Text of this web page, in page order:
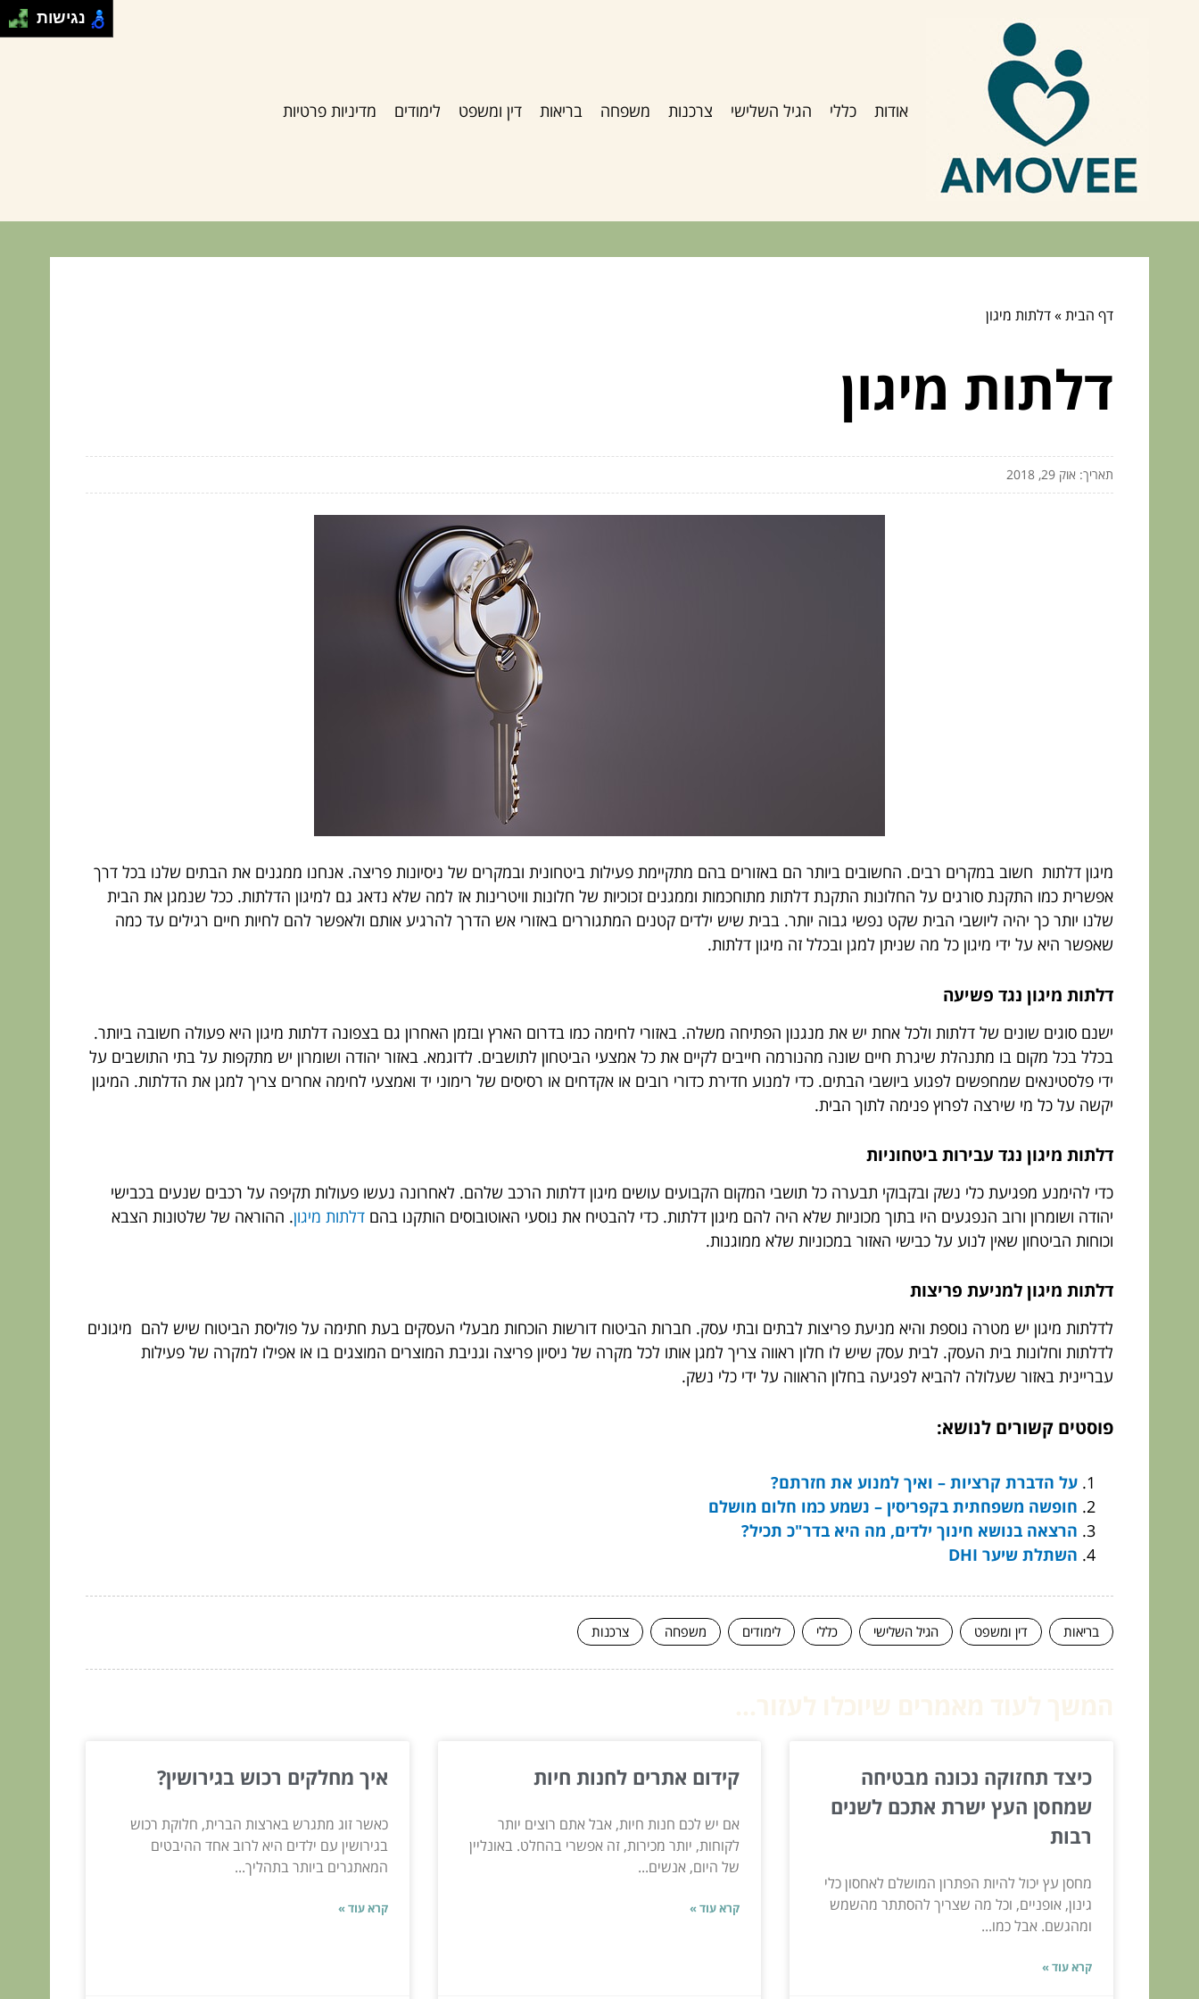
אודות כללי הגיל השלישי צרכנות משפחה בריאות דין ומשפט לימודים מדיניות פרטיות
דף הבית»דלתות מיגון
דלתות מיגון
תאריך: אוק 29, 2018
מיגון דלתות חשוב במקרים רבים. החשובים ביותר הם באזורים בהם מתקיימת פעילות ביטחונית ובמקרים של ניסיונות פריצה. אנחנו ממגנים את הבתים שלנו בכל דרך
אפשרית כמו התקנת סורגים על החלונות התקנת דלתות מתוחכמות וממגנים זכוכיות של חלונות וויטרינות אז למה שלא נדאג גם למיגון הדלתות. ככל שנמגן את הבית
שלנו יותר כך יהיה ליושבי הבית שקט נפשי גבוה יותר. בבית שיש ילדים קטנים המתגוררים באזורי אש הדרך להרגיע אותם ולאפשר להם לחיות חיים רגילים עד כמה
שאפשר היא על ידי מיגון כל מה שניתן למגן ובכלל זה מיגון דלתות.
דלתות מיגון נגד פשיעה
ישנם סוגים שונים של דלתות ולכל אחת יש את מנגנון הפתיחה משלה. באזורי לחימה כמו בדרום הארץ ובזמן האחרון גם בצפונה דלתות מיגון היא פעולה חשובה ביותר.
בכלל בכל מקום בו מתנהלת שיגרת חיים שונה מהנורמה חייבים לקיים את כל אמצעי הביטחון לתושבים. לדוגמא. באזור יהודה ושומרון יש מתקפות על בתי התושבים על
ידי פלסטינאים שמחפשים לפגוע ביושבי הבתים. כדי למנוע חדירת כדורי רובים או אקדחים או רסיסים של רימוני יד ואמצעי לחימה אחרים צריך למגן את הדלתות. המיגון
יקשה על כל מי שירצה לפרוץ פנימה לתוך הבית.
דלתות מיגון נגד עבירות ביטחוניות
כדי להימנע מפגיעת כלי נשק ובקבוקי תבערה כל תושבי המקום הקבועים עושים מיגון דלתות הרכב שלהם. לאחרונה נעשו פעולות תקיפה על רכבים שנעים בכבישי
יהודה ושומרון ורוב הנפגעים היו בתוך מכוניות שלא היה להם מיגון דלתות. כדי להבטיח את נוסעי האוטובוסים הותקנו בהם דלתות מיגון. ההוראה של שלטונות הצבא
וכוחות הביטחון שאין לנוע על כבישי האזור במכוניות שלא ממוגנות.
דלתות מיגון למניעת פריצות
לדלתות מיגון יש מטרה נוספת והיא מניעת פריצות לבתים ובתי עסק. חברות הביטוח דורשות הוכחות מבעלי העסקים בעת חתימה על פוליסת הביטוח שיש להם מיגונים
לדלתות וחלונות בית העסק. לבית עסק שיש לו חלון ראווה צריך למגן אותו לכל מקרה של ניסיון פריצה וגניבת המוצרים המוצגים בו או אפילו למקרה של פעילות
עבריינית באזור שעלולה להביא לפגיעה בחלון הראווה על ידי כלי נשק.
פוסטים קשורים לנושא:
על הדברת קרציות – ואיך למנוע את חזרתם?
חופשה משפחתית בקפריסין – נשמע כמו חלום מושלם
הרצאה בנושא חינוך ילדים, מה היא בדר"כ תכיל?
השתלת שיער DHI
בריאות דין ומשפט הגיל השלישי כללי לימודים משפחה צרכנות
כיצד תחזוקה נכונה מבטיחה
שמחסן העץ ישרת אתכם לשנים
רבות
מחסן עץ יכול להיות הפתרון המושלם לאחסון כלי
גינון, אופניים, וכל מה שצריך להסתתר מהשמש
ומהגשם. אבל כמו...
קרא עוד »
קידום אתרים לחנות חיות
אם יש לכם חנות חיות, אבל אתם רוצים יותר
לקוחות, יותר מכירות, זה אפשרי בהחלט. באונליין
של היום, אנשים...
קרא עוד »
איך מחלקים רכוש בגירושין?
כאשר זוג מתגרש בארצות הברית, חלוקת רכוש
בגירושין עם ילדים היא לרוב אחד ההיבטים
המאתגרים ביותר בתהליך...
קרא עוד »
נגישות